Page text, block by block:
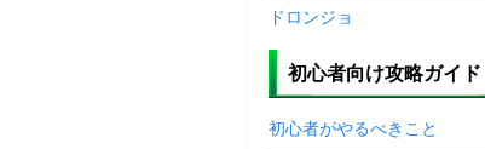
ドロンジョ
初心者向け攻略ガイド
初心者がやるべきこと